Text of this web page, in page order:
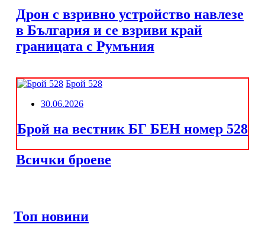
Дрон с взривно устройство навлезе
в България и се взриви край
границата с Румъния
Брой 528
30.06.2026
Брой на вестник БГ БЕН номер 528
Всички броеве
Топ новини